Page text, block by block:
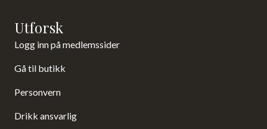
Utforsk
Logg inn på medlemssider
Gå til butikk
Personvern
Drikk ansvarlig